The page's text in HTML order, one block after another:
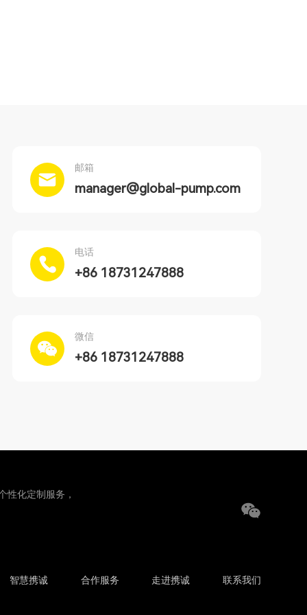
邮箱
manager@global-pump.com
电话
+86 18731247888
微信
+86 18731247888
性化定制服务，
智慧携诚 合作服务 走进携诚 联系我们